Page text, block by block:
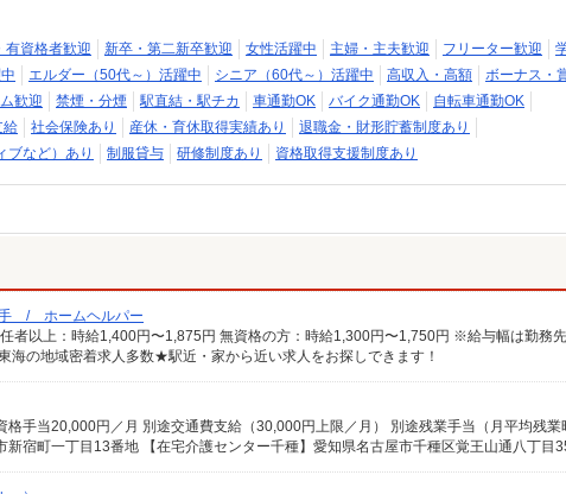
有資格者歓迎 新卒・第二新卒歓迎 女性活躍中 主婦・主夫歓迎 フリーター歓迎
エルダー（50代～）活躍中 シニア（60代～）活躍中 高収入・高額
ボーナス・
歓迎 禁煙・分煙 駅直結・駅チカ 車通勤OK バイク通勤OK
自転車通勤OK
給 社会保険あり 産休・育休取得実績あり
退職金・財形貯蓄制度あり
ブなど）あり
制服貸与 研修制度あり 資格取得支援制度あり
/ ホームヘルパー
海の地域密着求人多数★駅近・家から近い求人をお探しできます！